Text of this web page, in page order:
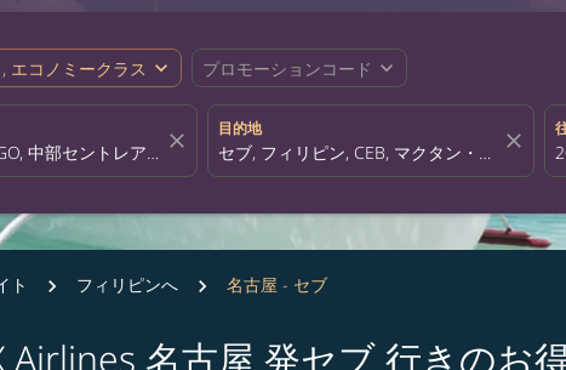
エコノミークラス expand_more プロモーションコード expand_more
close
目的地
close
ト フィリピンへ 名古屋 - セブ
Airlines 名古屋 発セブ 行きのお
び/または目的地) を更新するか、以下の個々の日付を操作し